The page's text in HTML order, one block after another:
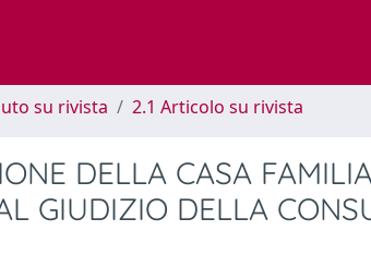
su rivista 2.1 Articolo su rivista
DELLA CASA
GIUDIZIO DELLA